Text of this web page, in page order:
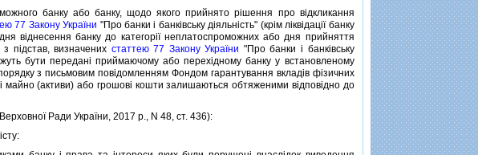
банку або банку, щодо якого прийнято рiшення про вiдкликання
77 Закону України "Про банки i банкiвську дiяльнiсть" (крiм лiквiдацiї банку
вiднесення банку до категорiї неплатоспроможних або дня прийняття
пiдстав, визначених статтею 77 Закону України "Про банки i банкiвську
бути переданi приймаючому або перехiдному банку у встановленому
з письмовим повiдомленням Фондом гарантування вкладiв фiзичних
(активи) або грошовi кошти залишаються обтяженими вiдповiдно до
Ради України, 2017 р., N 48, ст. 436):